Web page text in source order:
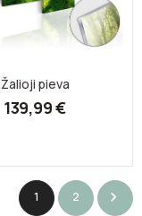
Žalioji pieva
139,99 €
1 2 